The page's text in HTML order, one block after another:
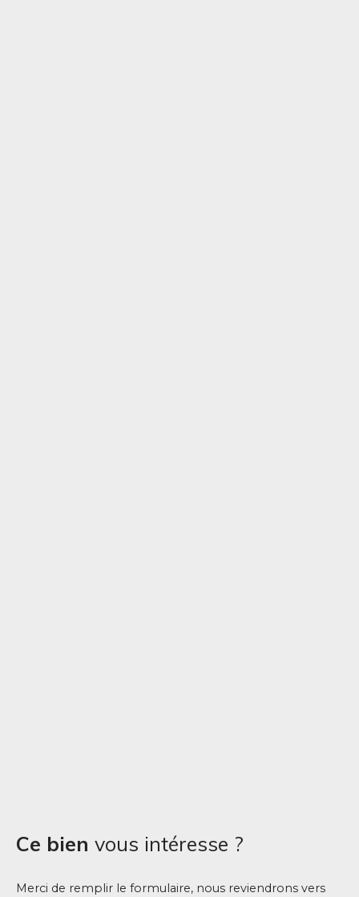
Ce bien vous intéresse ?
Merci de remplir le formulaire, nous reviendrons vers